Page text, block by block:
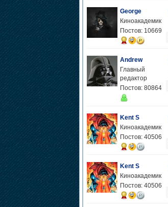
George
Киноакадемик
Постов: 10669
Andrew
Главный
редактор
Постов: 80864
Kent S
Киноакадемик
Постов: 40506
Kent S
Киноакадемик
Постов: 40506